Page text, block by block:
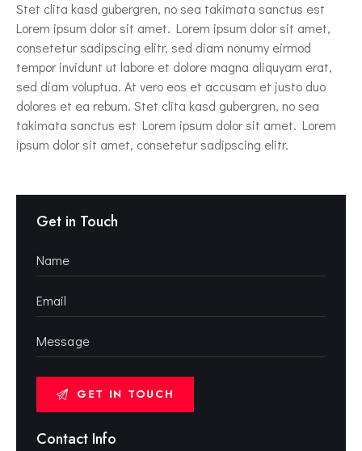
Stet clita kasd gubergren, no sea takimata sanctus est
Lorem ipsum dolor sit amet. Lorem ipsum dolor sit amet,
consetetur sadipscing elitr, sed diam nonumy eirmod
tempor invidunt ut labore et dolore magna aliquyam erat,
sed diam voluptua. At vero eos et accusam et justo duo
dolores et ea rebum. Stet clita kasd gubergren, no sea
takimata sanctus est Lorem ipsum dolor sit amet. Lorem
ipsum dolor sit amet, consetetur sadipscing elitr.
Get in Touch
Contact Info